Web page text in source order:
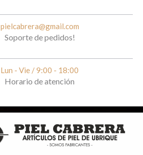
pielcabrera@gmail.com
Soporte de pedidos!
Lun - Vie / 9:00 - 18:00
Horario de atención